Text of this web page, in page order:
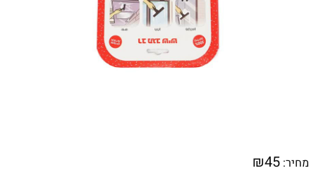
מחיר: ₪45